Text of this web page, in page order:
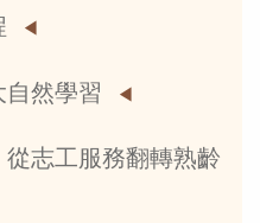
自然學習
志工服務翻轉熟齡